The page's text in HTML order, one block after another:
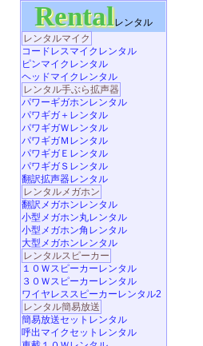
Rentalレンタル
レンタルマイク
コードレスマイクレンタル
ピンマイクレンタル
ヘッドマイクレンタル
レンタル手ぶら拡声器
パワーギガホンレンタル
パワギガ＋レンタル
パワギガＷレンタル
パワギガＭレンタル
パワギガＥレンタル
パワギガＳレンタル
翻訳拡声器レンタル
レンタルメガホン
翻訳メガホンレンタル
小型メガホン丸レンタル
小型メガホン角レンタル
大型メガホンレンタル
レンタルスピーカー
１０Ｗスピーカーレンタル
３０Ｗスピーカーレンタル
ワイヤレススピーカーレンタル2
レンタル簡易放送
簡易放送セットレンタル
呼出マイクセットレンタル